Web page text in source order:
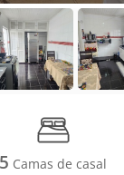
5 Camas de casal